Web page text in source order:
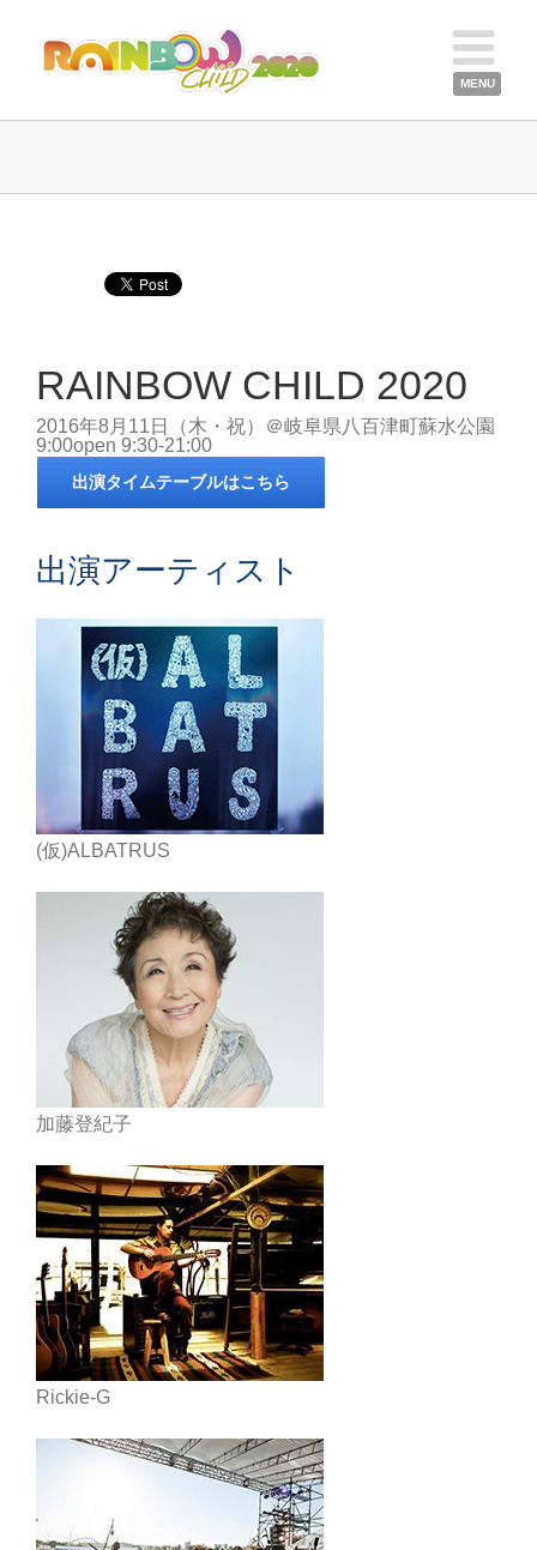
RAINBOW CHILD 2020
2016年8月11日（木・祝）＠岐阜県八百津町蘇水公園
9:00open 9:30-21:00
出演タイムテーブルはこちら
出演アーティスト
(仮)ALBATRUS
加藤登紀子
Rickie-G